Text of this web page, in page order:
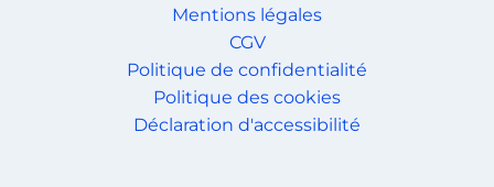
Mentions légales
CGV
Politique de confidentialité
Politique des cookies
Déclaration d'accessibilité